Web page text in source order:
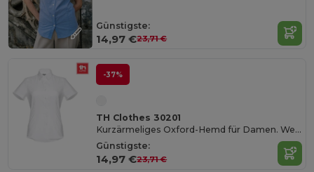
Günstigste:
14,97 €23,71 €
-37%
TH Clothes 30201
Kurzärmeliges Oxford-Hemd für Damen. Weiße Farbe
Günstigste:
14,97 €23,71 €